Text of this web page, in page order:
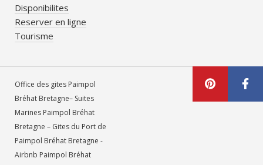
Disponibilites
Reserver en ligne
Tourisme
Office des gites Paimpol
Bréhat Bretagne– Suites
Marines Paimpol Bréhat
Bretagne – Gites du Port de
Paimpol Bréhat Bretagne -
Airbnb Paimpol Bréhat